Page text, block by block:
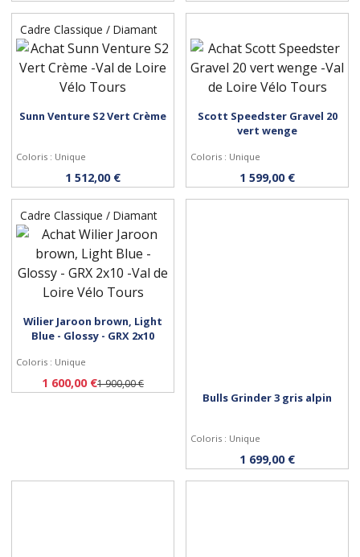
Cadre Classique / Diamant
Sunn Venture S2 Vert Crème
Coloris : Unique
1 512,00 €
Personnaliser
Scott Speedster Gravel 20
vert wenge
Coloris : Unique
1 599,00 €
Cadre Classique / Diamant
Personnaliser
Wilier Jaroon brown, Light
Blue - Glossy - GRX 2x10
Coloris : Unique
1 600,00 €1 900,00 €
Personnaliser
Bulls Grinder 3 gris alpin
Coloris : Unique
1 699,00 €